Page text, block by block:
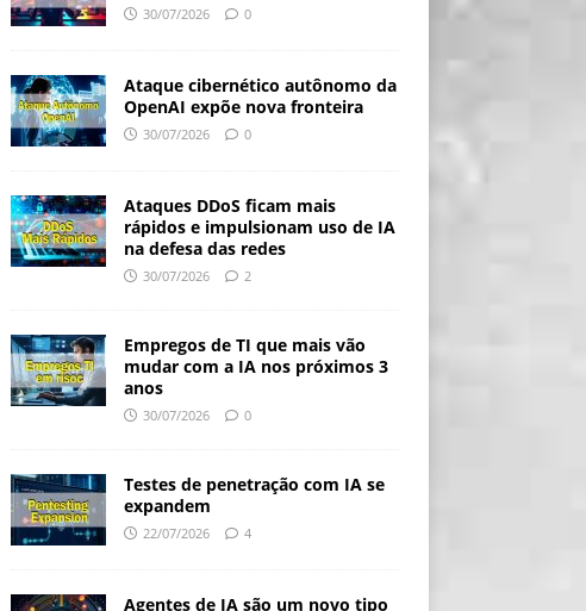
30/07/2026 0
Ataque cibernético autônomo da
OpenAI expõe nova fronteira
30/07/2026 0
Ataques DDoS ficam mais
rápidos e impulsionam uso de IA
na defesa das redes
30/07/2026 2
Empregos de TI que mais vão
mudar com a IA nos próximos 3
anos
30/07/2026 0
Testes de penetração com IA se
expandem
22/07/2026 4
Agentes de IA são um novo tipo